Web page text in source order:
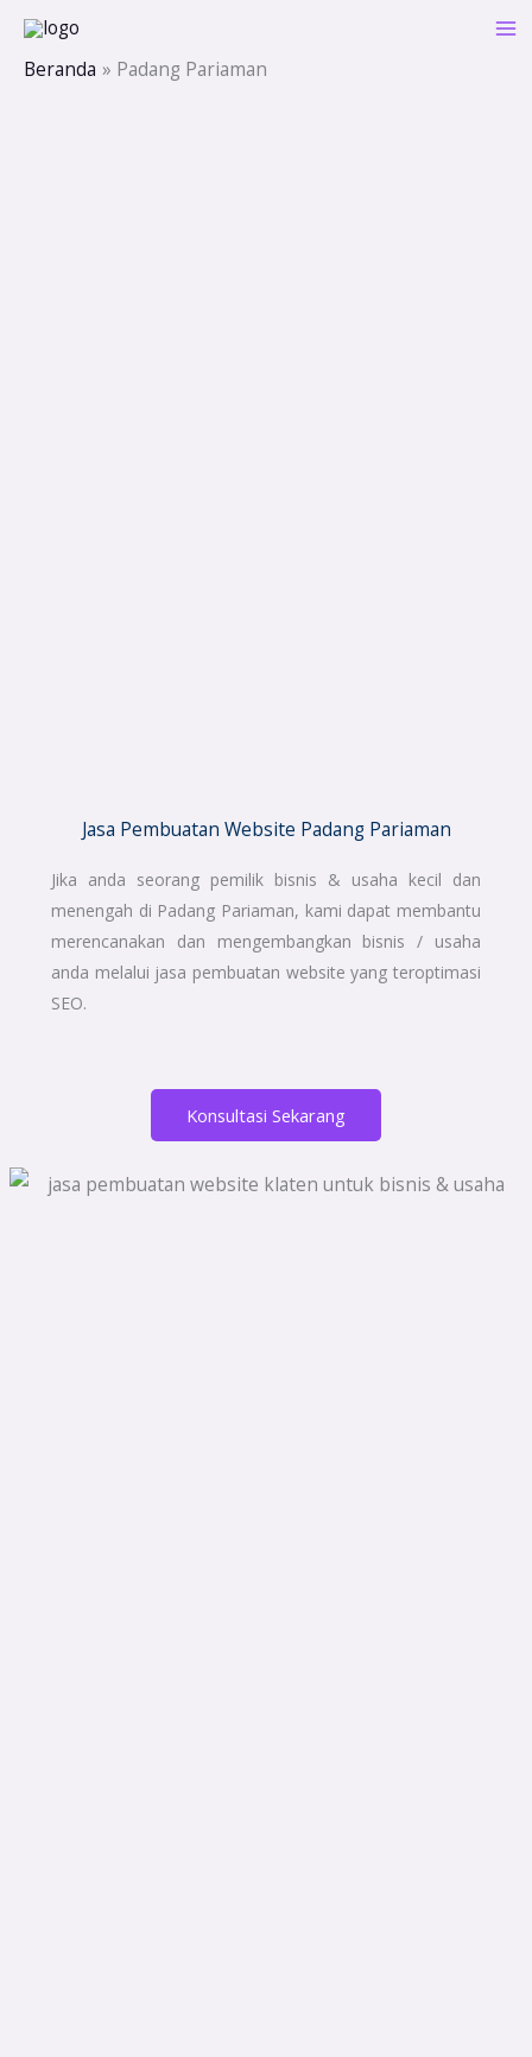
Lewati
konten
Beranda Padang Pariaman
Jasa Pembuatan Website Padang Pariaman
Jika anda seorang pemilik bisnis & usaha kecil dan
menengah di Padang Pariaman, kami dapat membantu
merencanakan dan mengembangkan bisnis / usaha
anda melalui jasa pembuatan website yang teroptimasi
SEO.
Konsultasi Sekarang